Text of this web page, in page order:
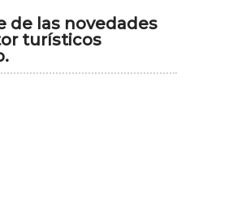
de las novedades
turísticos